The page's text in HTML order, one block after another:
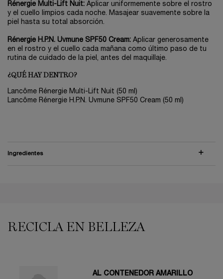
Rénergie Multi-Lift Nuit: Aplicar uniformemente sobre el rostro
y el cuello limpios cada noche. Masajear suavemente sobre la
piel hasta su total absorción.
Rénergie H.P.N. Uvmune SPF50 Cream: Aplicar generosamente
en el rostro y el cuello cada mañana como último paso de tu
rutina de cuidado de la piel, antes del maquillaje.
¿QUÉ HAY DENTRO?
Lancôme Rénergie Multi-Lift Nuit (50 ml)
Lancôme Rénergie H.P.N. Uvmune SPF50 Cream (50 ml)
Ingredientes
RECICLA EN BELLEZA
AL CONTENEDOR AMARILLO